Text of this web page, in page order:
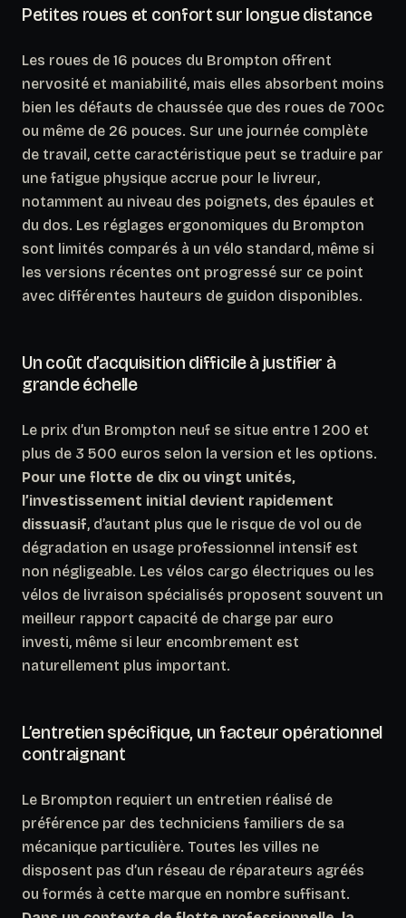
Petites roues et confort sur longue distance
Les roues de 16 pouces du Brompton offrent
nervosité et maniabilité, mais elles absorbent moins
bien les défauts de chaussée que des roues de 700c
ou même de 26 pouces. Sur une journée complète
de travail, cette caractéristique peut se traduire par
une fatigue physique accrue pour le livreur,
notamment au niveau des poignets, des épaules et
du dos. Les réglages ergonomiques du Brompton
sont limités comparés à un vélo standard, même si
les versions récentes ont progressé sur ce point
avec différentes hauteurs de guidon disponibles.
Un coût d’acquisition difficile à justifier à
grande échelle
Le prix d’un Brompton neuf se situe entre 1 200 et
plus de 3 500 euros selon la version et les options.
Pour une flotte de dix ou vingt unités,
l’investissement initial devient rapidement
dissuasif, d’autant plus que le risque de vol ou de
dégradation en usage professionnel intensif est
non négligeable. Les vélos cargo électriques ou les
vélos de livraison spécialisés proposent souvent un
meilleur rapport capacité de charge par euro
investi, même si leur encombrement est
naturellement plus important.
L’entretien spécifique, un facteur opérationnel
contraignant
Le Brompton requiert un entretien réalisé de
préférence par des techniciens familiers de sa
mécanique particulière. Toutes les villes ne
disposent pas d’un réseau de réparateurs agréés
ou formés à cette marque en nombre suffisant.